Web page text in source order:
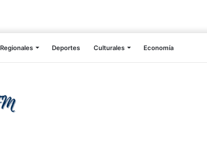
Regionales Deportes Culturales Economía